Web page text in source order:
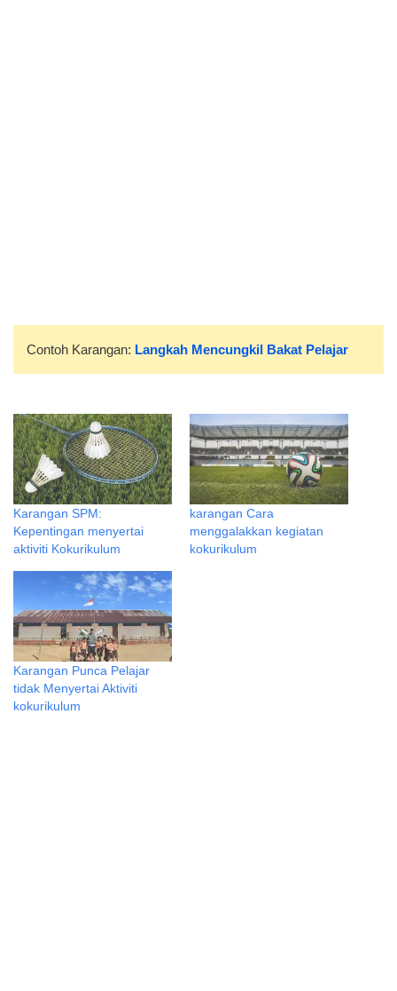
Contoh Karangan: Langkah Mencungkil Bakat Pelajar
Karangan SPM:
Kepentingan menyertai
aktiviti Kokurikulum
karangan Cara
menggalakkan kegiatan
kokurikulum
Karangan Punca Pelajar
tidak Menyertai Aktiviti
kokurikulum